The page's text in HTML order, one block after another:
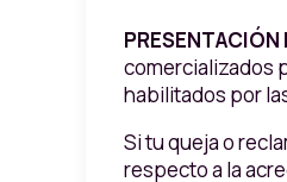
PRESENTACIÓN
comercializados
habilitados por
Si tu queja o
respecto a la